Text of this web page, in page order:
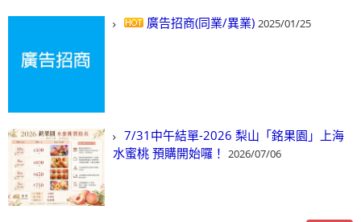
廣告招商(同業/異業) 2025/01/25
7/31中午結單-2026 梨山「銘果園」上海
水蜜桃 預購開始囉！ 2026/07/06